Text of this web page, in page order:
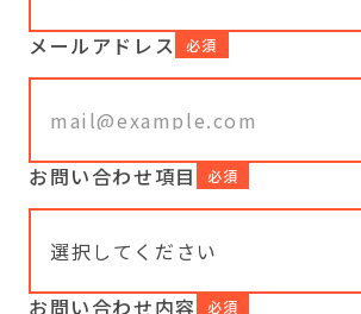
メールアドレス 必須
お問い合わせ項目 必須
お問い合わせ内容 必須